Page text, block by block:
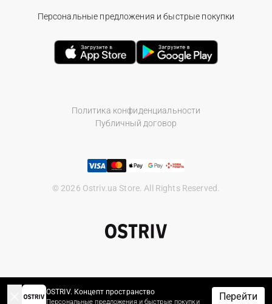
Политика конфиденциальности
Публичный договор
© 2026 Ostriv.ua Store. All Rights Reserved.
Персональные предложения и быстрые покупки
OSTRIV. Концепт пространство
Персональные предложения и быстрые покупки Перейти